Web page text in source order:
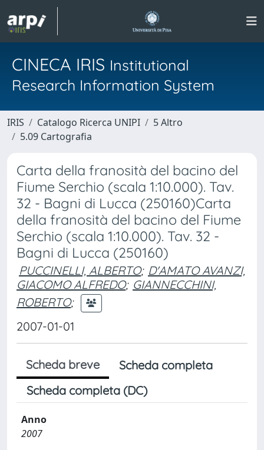
CINECA IRIS Institutional
Research Information System
IRIS Catalogo Ricerca UNIPI
5 Altro
5.09 Cartografia
Carta della franosità del bacino del
Fiume Serchio (scala 1:10.000). Tav.
32 - Bagni di Lucca (250160)Carta
della franosità del bacino del Fiume
Serchio (scala 1:10.000). Tav. 32 -
Bagni di Lucca (250160)
PUCCINELLI, ALBERTO; D'AMATO AVANZI,
GIACOMO ALFREDO; GIANNECCHINI,
ROBERTO;
2007-01-01
Scheda breve
Scheda completa
Scheda completa (DC)
Anno
2007